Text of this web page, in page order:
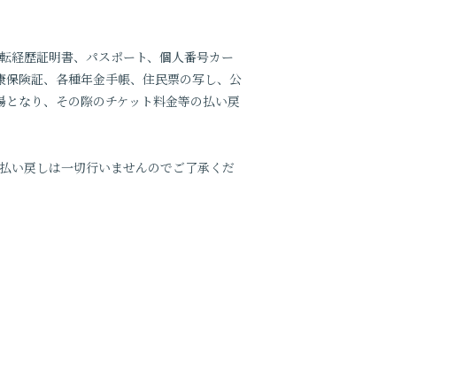
経歴証明書、パスポート、個人番号カー
険証、各種年金手帳、住民票の写し、公
なり、その際のチケット料金等の払い戻
い戻しは一切行いませんのでご了承くだ